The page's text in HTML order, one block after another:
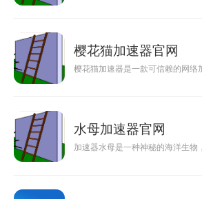
樱花猫加速器官网
樱花猫加速器是一款可信赖的网
水母加速器官网
加速器水母是一种神秘的海洋生